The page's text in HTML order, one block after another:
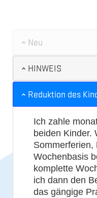
Neu
HINWEIS
Reduktion des
Ich zahle
beiden Kinder.
Sommerferien,
Wochenbasis
komplette
ich dann den
das gängige